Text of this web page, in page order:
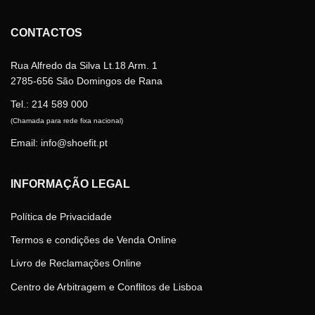
CONTACTOS
Rua Alfredo da Silva Lt.18 Arm. 1
2785-656 São Domingos de Rana
Tel.: 214 589 000
(Chamada para rede fixa nacional)
Email: info@shoefit.pt
INFORMAÇÃO LEGAL
Política de Privacidade
Termos e condições de Venda Online
Livro de Reclamações Online
Centro de Arbitragem e Conflitos de Lisboa